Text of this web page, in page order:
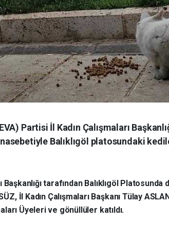
Partisi İl Kadın Çalışmaları
Balıklıgöl platosundaki
Başkanlığı tarafından Balıklıgöl
İl Kadın Çalışmaları Başkanı Tülay
Üyeleri ve gönüllüler katıldı.